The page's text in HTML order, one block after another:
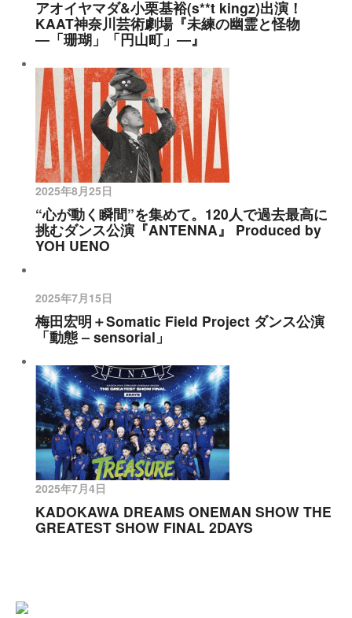
アオイヤマダ&小栗基裕(s**t kingz)出演！
KAAT神奈川芸術劇場『未練の幽霊と怪物
―「珊瑚」「円山町」―』
2025年8月25日
“心が動く瞬間”を集めて。120人で過去最高に
挑むダンス公演『ANTENNA』 Produced by
YOH UENO
2025年7月15日
梅田宏明＋Somatic Field Project ダンス公演
「動態 ‒ sensorial」
2025年7月4日
KADOKAWA DREAMS ONEMAN SHOW THE
GREATEST SHOW FINAL 2DAYS